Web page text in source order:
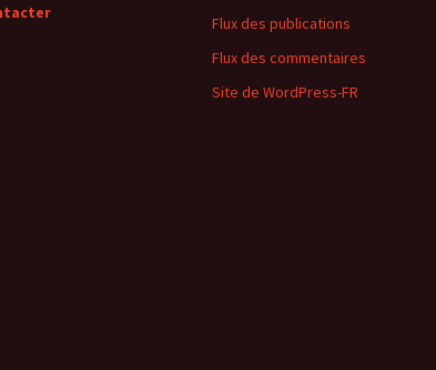
Flux des publications
Flux des commentaires
Site de WordPress-FR